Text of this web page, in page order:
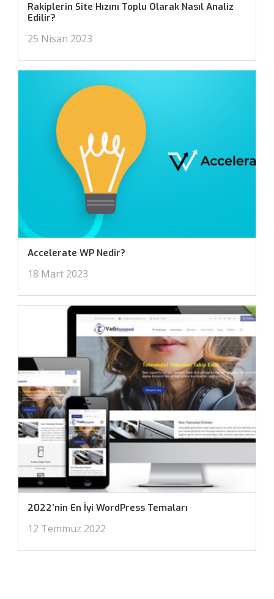
Rakiplerin Site Hızını Toplu Olarak Nasıl Analiz
Edilir?
25 Nisan 2023
Accelerate WP Nedir?
18 Mart 2023
2022’nin En İyi WordPress Temaları
12 Temmuz 2022